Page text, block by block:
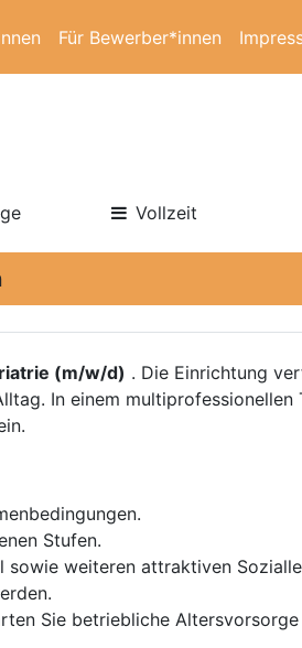
Für Bewerber*innen
Vollzeit
(m/w/d) . Die Einrichtung
In einem multiprofessionellen
Stufen.
weiteren attraktiven
Sie betriebliche Altersvorsorge